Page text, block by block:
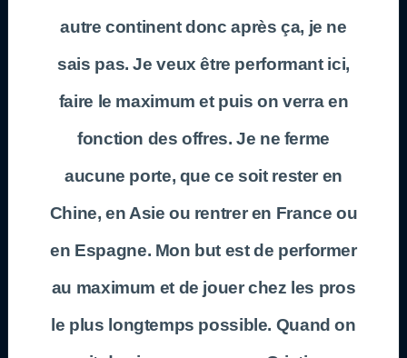
autre continent donc après ça, je ne
sais pas. Je veux être performant ici,
faire le maximum et puis on verra en
fonction des offres. Je ne ferme
aucune porte, que ce soit rester en
Chine, en Asie ou rentrer en France ou
en Espagne. Mon but est de performer
au maximum et de jouer chez les pros
le plus longtemps possible. Quand on